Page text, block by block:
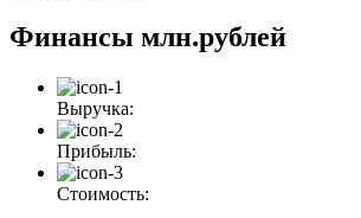
Финансы млн.рублей
Выручка:
Прибыль:
Стоимость: